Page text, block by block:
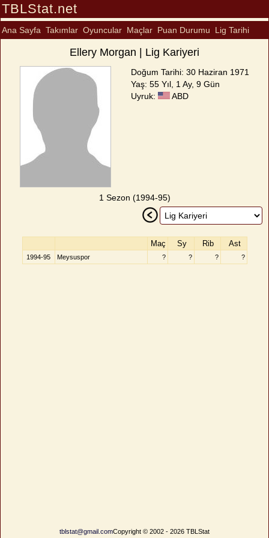
TBLStat.net
Ana Sayfa Takımlar Oyuncular Maçlar Puan Durumu Lig Tarihi
Ellery Morgan | Lig Kariyeri
Doğum Tarihi: 30 Haziran 1971
Yaş: 55 Yıl, 1 Ay, 9 Gün
Uyruk:
ABD
1 Sezon (1994-95)
Maç Sy Rib Ast
1994-95 Meysuspor ? ? ? ?
tblstat@gmail.comCopyright © 2002 - 2026 TBLStat